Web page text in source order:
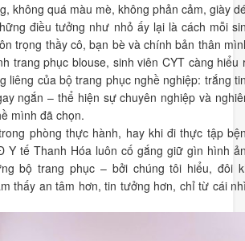
không quá màu mè, không phản cảm, giày
điều tưởng như nhỏ ấy lại là cách mỗi
trọng thầy cô, bạn bè và chính bản thân
trang phục blouse, sinh viên CYT càng hiểu
liêng của bộ trang phục nghề nghiệp: trắng
ngắn – thể hiện sự chuyên nghiệp và
mình đã chọn.
phòng thực hành, hay khi đi thực tập
Y tế Thanh Hóa luôn cố gắng giữ gìn hình
bộ trang phục – bởi chúng tôi hiểu, đôi
thấy an tâm hơn, tin tưởng hơn, chỉ từ cái